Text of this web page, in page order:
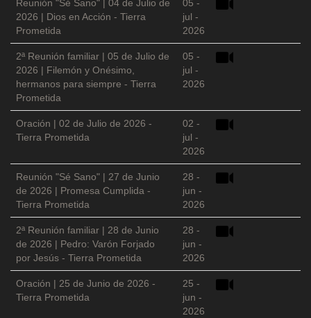
Reunión "Sé Sano" | 04 de Julio de
2026 | Dios en Acción - Tierra
Prometida
05 -
jul -
2026
2ª Reunión familiar | 05 de Julio de
2026 | Filemón y Onésimo,
hermanos para siempre - Tierra
Prometida
05 -
jul -
2026
Oración | 02 de Julio de 2026 -
Tierra Prometida
02 -
jul -
2026
Reunión "Sé Sano" | 27 de Junio
de 2026 | Promesa Cumplida -
Tierra Prometida
28 -
jun -
2026
2ª Reunión familiar | 28 de Junio
de 2026 | Pedro: Varón Forjado
por Jesús - Tierra Prometida
28 -
jun -
2026
Oración | 25 de Junio de 2026 -
Tierra Prometida
25 -
jun -
2026